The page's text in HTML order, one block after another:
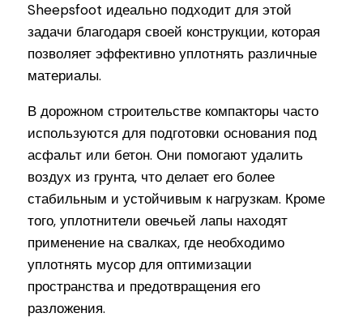
Sheepsfoot идеально подходит для этой
задачи благодаря своей конструкции, которая
позволяет эффективно уплотнять различные
материалы.
В дорожном строительстве компакторы часто
используются для подготовки основания под
асфальт или бетон. Они помогают удалить
воздух из грунта, что делает его более
стабильным и устойчивым к нагрузкам. Кроме
того, уплотнители овечьей лапы находят
применение на свалках, где необходимо
уплотнять мусор для оптимизации
пространства и предотвращения его
разложения.